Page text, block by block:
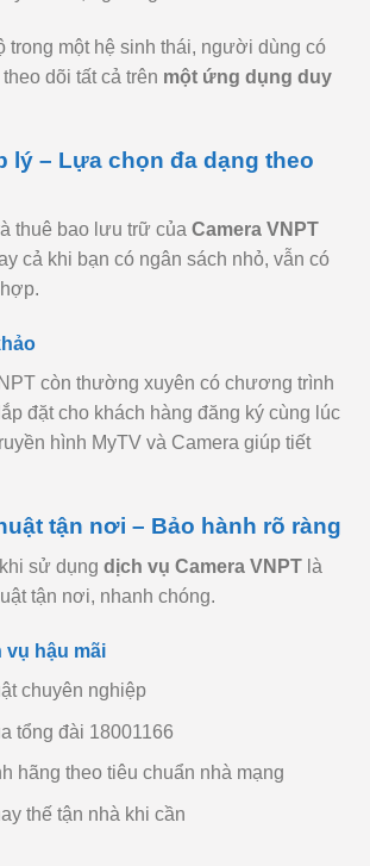
trong một hệ sinh thái, người dùng có
dõi tất cả trên một ứng dụng duy
lý – Lựa chọn đa dạng theo
thuê bao lưu trữ của Camera VNPT
cả khi bạn có ngân sách nhỏ, vẫn có
còn thường xuyên có chương trình
đặt cho khách hàng đăng ký cùng lúc
hình MyTV và Camera giúp tiết
tận nơi – Bảo hành rõ ràng
sử dụng dịch vụ Camera VNPT là
tận nơi, nhanh chóng.
hậu mãi
chuyên nghiệp
tổng đài 18001166
hãng theo tiêu chuẩn nhà mạng
thế tận nhà khi cần